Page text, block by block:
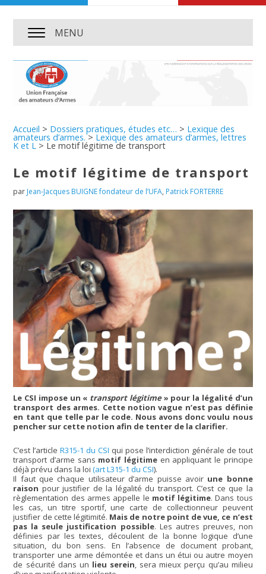
MENU
Accueil > Dossiers pratiques, études etc… > Lexique des
amateurs d’armes.> Lexique des amateurs d’armes, lettres
K et L > Le motif légitime de transport
Le motif légitime de transport
par Jean-Jacques BUIGNE fondateur de l’UFA, Patrick FORTERRE
Le CSI impose un « transport légitime» pour la légalité d’un
transport des armes. Cette notion vague n’est pas définie
en tant que telle par le code. Nous avons donc voulu nous
pencher sur cette notion afin de tenter de la clarifier.
C’est l’articleR315-1 du CSI qui pose l’interdiction générale de tout
transport d’arme sans motif légitime en appliquant le principe
déjà prévu dans la loi(art L315-1 du CSI).
Il faut que chaque utilisateur d’arme puisse avoir une bonne
raison pour justifier de la légalité du transport. C’est ce que la
règlementation des armes appelle le motif légitime. Dans tous
les cas, un titre sportif, une carte de collectionneur peuvent
justifier de cette légitimité. Mais de notre point de vue, ce n’est
pas la seule justification possible. Les autres preuves, non
définies par les textes, découlent de la bonne logique d’une
situation, du bon sens. En l’absence de document probant,
transporter une arme démontée et dans un étui ou autre moyen
de sécurité dans un lieu serein, sera mieux perçu qu’au milieu